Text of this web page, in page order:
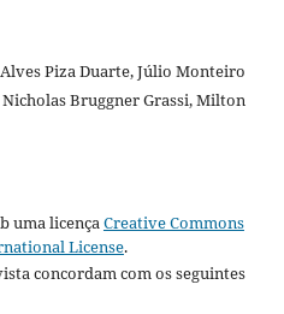
Piza Duarte, Júlio Monteiro
Bruggner Grassi, Milton
uma licençaCreative Commons
License.
concordam com os seguintes